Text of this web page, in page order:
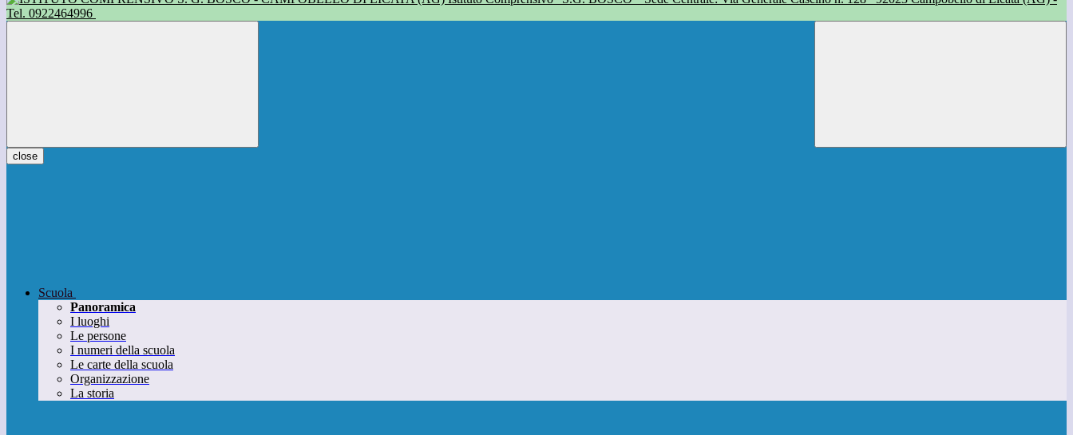
Tel. 0922464996
close
Scuola
Panoramica
I luoghi
Le persone
I numeri della scuola
Le carte della scuola
Organizzazione
La storia